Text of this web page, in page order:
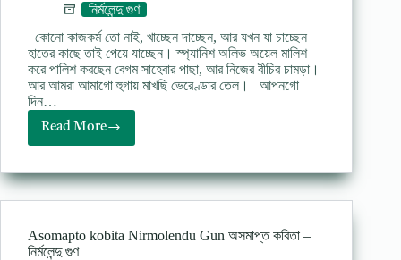
নির্মলেন্দু গুণ
কোনো কাজকর্ম তো নাই, খাচ্ছেন দাচ্ছেন, আর যখন যা চাচ্ছেন
হাতের কাছে তাই পেয়ে যাচ্ছেন। স্প্যানিশ অলিভ অয়েল মালিশ
করে পালিশ করছেন বেগম সাহেবার পাছা, আর নিজের বীচির চামড়া।
আর আমরা আমাগো হুগায় মাখছি ভেরেণ্ডার তেল। আপনগো
দিন…
Read More
Dasbongsho
Nirmolendu
Gun
নির্মলেন্দু
Asomapto kobita Nirmolendu Gun অসমাপ্ত কবিতা –
নির্মলেন্দু গুণ